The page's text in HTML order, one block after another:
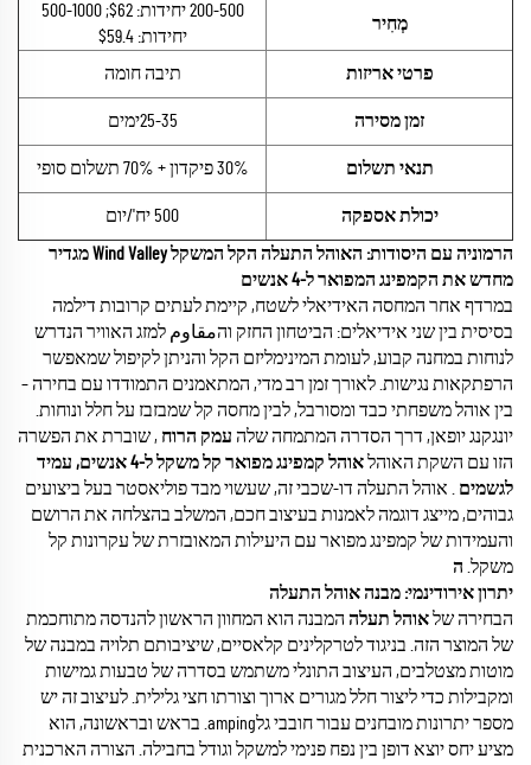
מְחִיר
200-500 יחידות: $62; 500-1000
יחידות: $59.4
פרטי אריזות
תיבה חומה
זמן מסירה 25-35ימים
תנאי תשלום 30% פיקדון + 70% תשלום סופי
יכולת אספקה
500 יח'/יום
הרמוניה עם היסודות: האוהל התעלה הקל המשקל Wind Valley
מגדיר
מחדש את הקמפינג המפואר ל-4 אנשים
במרדף אחר המחסה האידיאלי לשטח, קיימת לעתים קרובות דילמה
בסיסית בין שני אידיאלים: הביטחון החזק והمقاوم למזג האוויר הנדרש
לנוחות במחנה קבוע, לעומת המינימליזם הקל והניתן לקיפול שמאפשר
הרפתקאות נגישות. לאורך זמן רב מדי, המתאמנים התמודדו עם בחירה –
בין אוהל משפחתי כבד ומסורבל, לבין מחסה קל שמבזבז על חלל ונוחות.
יונגקנג יופאן, דרך הסדרה המתמחה שלה עמק הרוח ​, שוברת את הפשרה
הזו עם השקת האוהל
אוהל קמפינג מפואר קל משקל ל-4 אנשים, עמיד
לגשמים
. אוהל התעלה דו-שכבי זה, שעשוי מבד פוליאסטר בעל ביצועים
גבוהים, מייצג דוגמה לאמנות בעיצוב חכם, המשלב בהצלחה את הרושם
והעמידות של קמפינג מפואר עם היעילות המאובזרת של עקרונות קל
משקל. ה
יתרון אירודינמי: מבנה אוהל התעלה
הבחירה שלאוהל תעלה המבנה הוא המחוון הראשון להנדסה מתוחכמת
של המוצר הזה. בניגוד לטרקלינים קלאסיים, שיציבותם תלויה במבנה של
מוטות מצטלבים, העיצוב התונלי משתמש בסדרה של טבעות גמישות
ומקבילות כדי ליצור חלל מגורים ארוך וצורתו חצי גלילית. לעיצוב זה יש
מספר יתרונות מובחנים עבור חובבי גלamping. בראש ובראשונה, הוא
מציע יחס יוצא דופן בין נפח פנימי למשקל וגודל בחבילה. הצורה הארכנית